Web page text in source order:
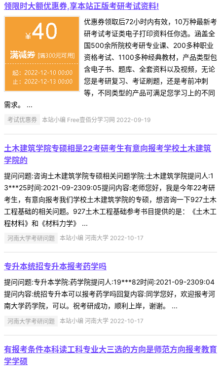
领限时大额优惠券,享本站正版考研考试资料!
优惠券领取后72小时内有效，10万种最新考
研考试考证类电子打印资料任你选。涵盖全
国500余所院校考研专业课、200多种职业
资格考试、1100多种经典教材，产品类型包
含电子书、题库、全套资料以及视频，无论
您是考研复习、考证刷题，还是考前冲刺
等，不同类型的产品可满足您学习上的不同
需求。 ...
考试优惠券 本站小编 Free壹佰分学习网 2022-09-19
土木建筑学院专硕相是22考研考生有意向报考学校土木建筑
学院的
提问问题:咨询土木建筑学院专硕相关问题学院:土木建筑学院提问人:1
3***25时间:2021-09-2309:05提问内容:老师您好，我是今年22考研
考生，有意向报考我们学校土木建筑学院的专硕，想咨询一下927土木
工程基础的相关问题。927土木工程基础参考书目提供的是：《土木工
程材料》和《材料力学》 ...
河南大学考研问题 本站小编 河南大学 2022-10-17
专升本统招专升本报考药学吗
提问问题:专升本学院:药学院提问人:19***82时间:2021-09-2309:04
提问内容:统招专升本可以报考药学吗回复内容:同学您好，欢迎报考河
南大学药学院，可以。祝考研成功，顺利上岸，谢谢。 ...
河南大学考研问题 本站小编 河南大学 2022-10-17
有报考条件本科读工科专业大三选的方向是师范方向报考教育
学学硕